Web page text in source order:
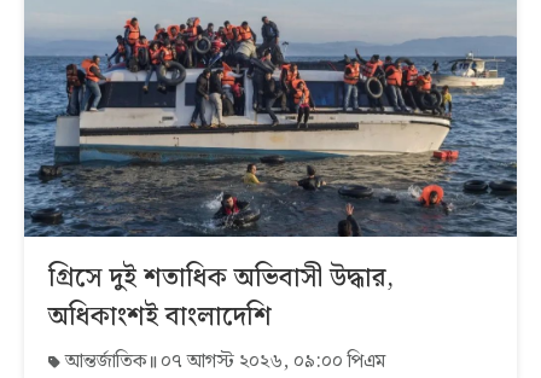
গ্রিসে দুই শতাধিক অভিবাসী উদ্ধার,
অধিকাংশই বাংলাদেশি
আন্তর্জাতিক ০৭ আগস্ট ২০২৬, ০৯:০০ পিএম